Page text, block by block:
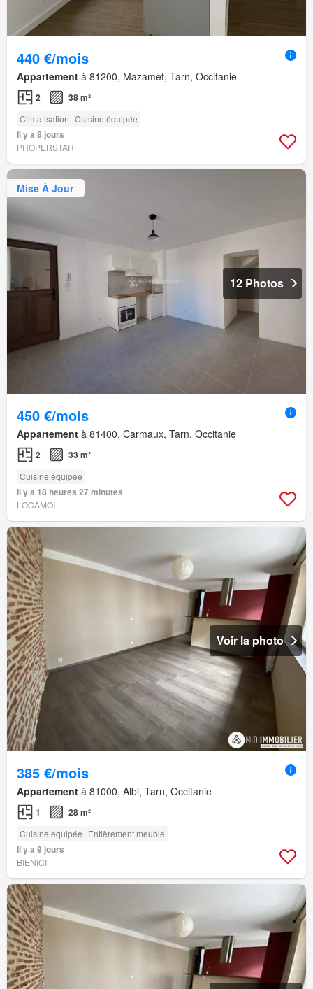
440 €/mois
Appartement à 81200, Mazamet, Tarn, Occitanie
2 38 m²
Climatisation Cuisine équipée
Il y a 8 jours
PROPERSTAR
Mise À Jour
12 Photos
450 €/mois
Appartement à 81400, Carmaux, Tarn, Occitanie
2 33 m²
Cuisine équipée
Il y a 18 heures 27 minutes
LOCAMOI
Voir la photo
385 €/mois
Appartement à 81000, Albi, Tarn, Occitanie
1 28 m²
Cuisine équipée Entièrement meublé
Il y a 9 jours
BIENICI